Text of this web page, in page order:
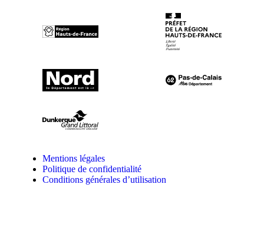
Mentions légales
Politique de confidentialité
Conditions générales d’utilisation